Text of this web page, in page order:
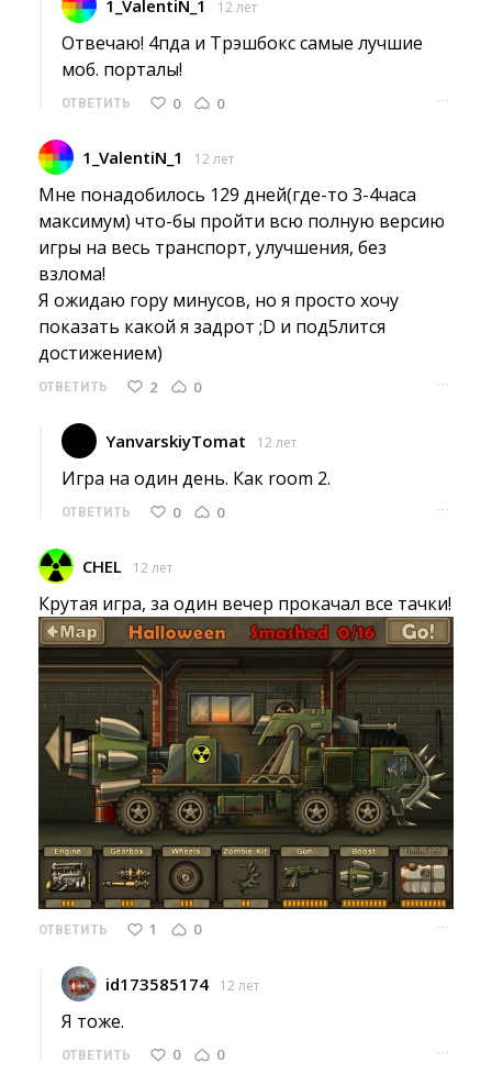
1_ValentiN_1 12 лет
Отвечаю! 4пда и Трэшбокс самые лучшие
моб. порталы!
ОТВЕТИТЬ 0 0 ···
1_ValentiN_1 12 лет
Мне понадобилось 129 дней(где-то 3-4часа
максимум) что-бы пройти всю полную версию
игры на весь транспорт, улучшения, без
взлома!
Я ожидаю гору минусов, но я просто хочу
показать какой я задрот ;D и под5лится
достижением)
ОТВЕТИТЬ 2 0 ···
YanvarskiyTomat 12 лет
Игра на один день. Как room 2.
ОТВЕТИТЬ 0 0 ···
CHEL 12 лет
Крутая игра, за один вечер прокачал все тачки!
ОТВЕТИТЬ 1 0 ···
id173585174 12 лет
Я тоже.
ОТВЕТИТЬ 0 0 ···